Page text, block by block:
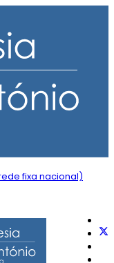
fixa nacional)